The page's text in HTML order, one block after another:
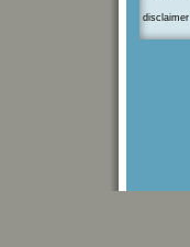
disclaimer